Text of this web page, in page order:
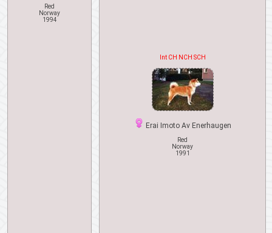
Red
Norway
1994
Int CH NCH SCH
Erai Imoto Av Enerhaugen
Red
Norway
1991